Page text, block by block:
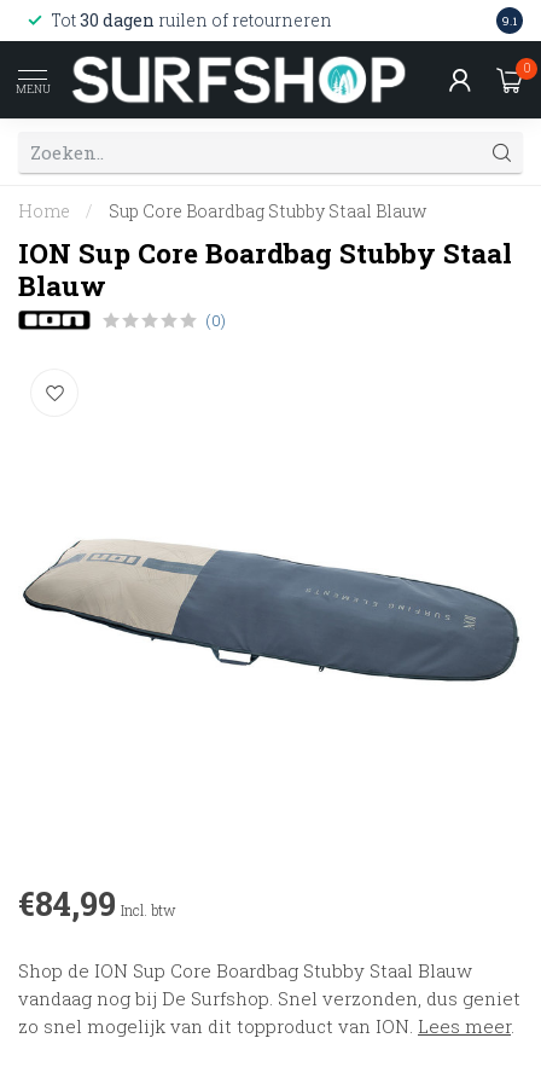
Tot30 dagen ruilen of retourneren 9.1
MENU
0
Home / Sup Core Boardbag Stubby Staal Blauw
ION Sup Core Boardbag Stubby Staal
Blauw
(0)
€84,99 Incl. btw
Shop de ION Sup Core Boardbag Stubby Staal Blauw
vandaag nog bij De Surfshop. Snel verzonden, dus geniet
zo snel mogelijk van dit topproduct van ION. Lees meer.